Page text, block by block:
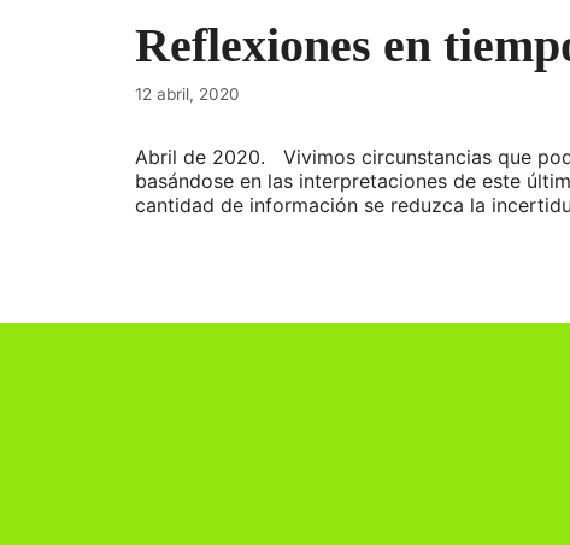
Reflexiones en
12 abril, 2020
Abril de 2020. Vivimos circunstancias que
basándose en las interpretaciones de este
cantidad de información se reduzca la